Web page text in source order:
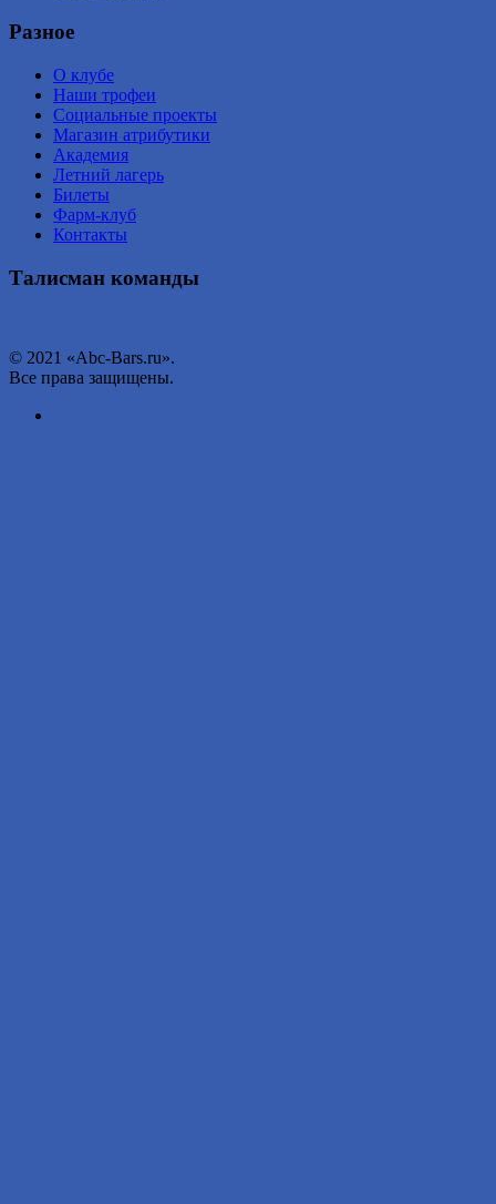
Разное
О клубе
Наши трофеи
Социальные проекты
Магазин атрибутики
Академия
Летний лагерь
Билеты
Фарм-клуб
Контакты
Талисман команды
© 2021 «Abc-Bars.ru».
Все права защищены.